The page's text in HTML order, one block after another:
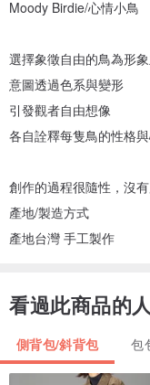
Moody Birdie/心情小鳥
選擇象徵自由的鳥為形
意圖透過色系與變形
引發觀者自由想像
各自詮釋每隻鳥的性格
創作的過程很隨性，沒
產地/製造方式
產地台灣 手工製作
看過此商品的
側背包/斜背包 包